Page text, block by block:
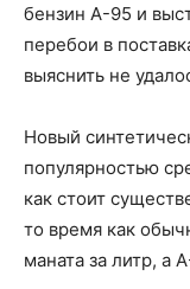
бензин А-95 и
перебои в
выяснить не
Новый
популярностью
как стоит
то время как
маната за литр, а